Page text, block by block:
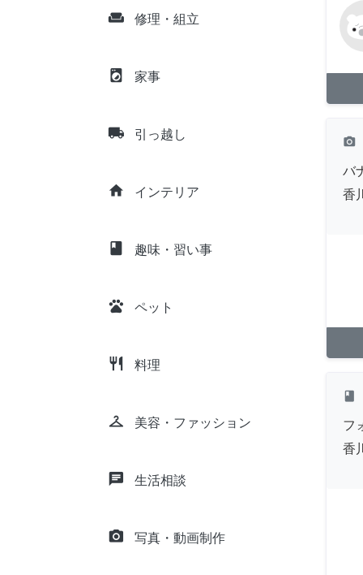
weekend 修理・組立
local_laundry_service 家事
local_shipping 引っ越し
home インテリア
class 趣味・習い事
pets ペット
restaurant 料理
checkroom 美容・ファッション
chat 生活相談
camera_alt 写真・動画制作
camera_alt
バ
香
class
フ
香